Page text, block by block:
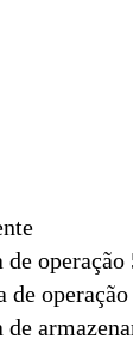
operação
operação